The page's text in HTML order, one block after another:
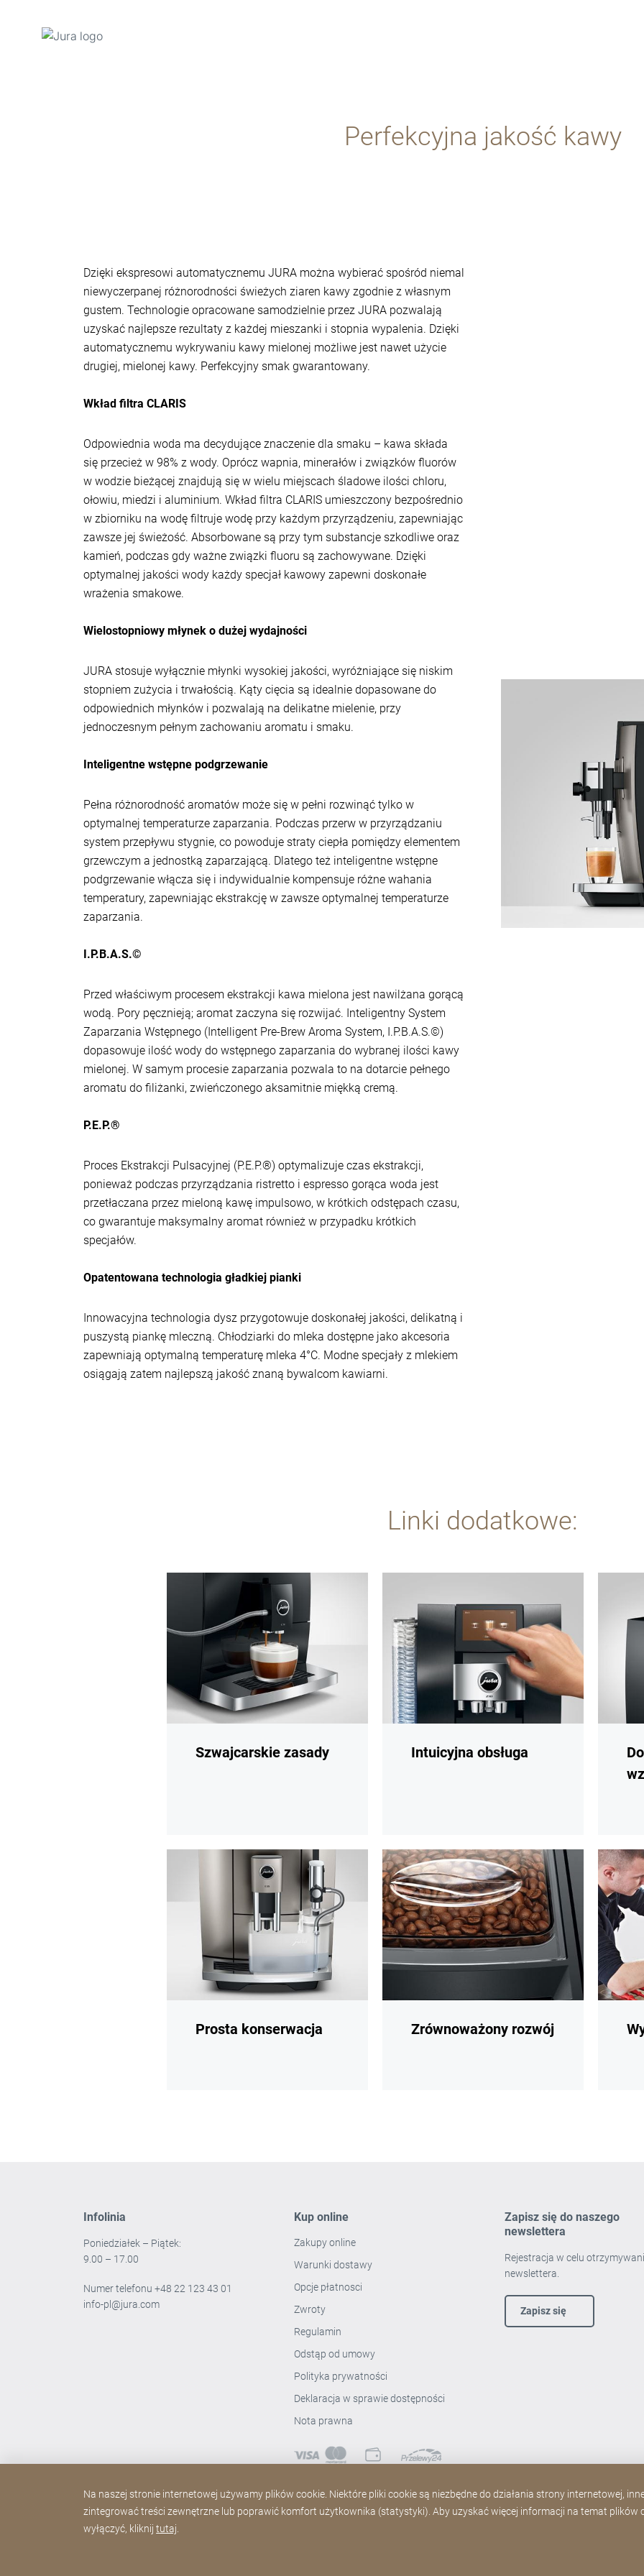
Perfekcyjna jakość kawy
Dzięki ekspresowi automatycznemu JURA można wybierać spośród niemal
niewyczerpanej różnorodności świeżych ziaren kawy zgodnie z własnym
gustem. Technologie opracowane samodzielnie przez JURA pozwalają
uzyskać najlepsze rezultaty z każdej mieszanki i stopnia wypalenia. Dzięki
automatycznemu wykrywaniu kawy mielonej możliwe jest nawet użycie
drugiej, mielonej kawy. Perfekcyjny smak gwarantowany.
Wkład filtra CLARIS
Odpowiednia woda ma decydujące znaczenie dla smaku – kawa składa
się przecież w 98% z wody. Oprócz wapnia, minerałów i związków fluorów
w wodzie bieżącej znajdują się w wielu miejscach śladowe ilości chloru,
ołowiu, miedzi i aluminium. Wkład filtra CLARIS umieszczony bezpośrednio
w zbiorniku na wodę filtruje wodę przy każdym przyrządzeniu, zapewniając
zawsze jej świeżość. Absorbowane są przy tym substancje szkodliwe oraz
kamień, podczas gdy ważne związki fluoru są zachowywane. Dzięki
optymalnej jakości wody każdy specjał kawowy zapewni doskonałe
wrażenia smakowe.
Wielostopniowy młynek o dużej wydajności
JURA stosuje wyłącznie młynki wysokiej jakości, wyróżniające się niskim
stopniem zużycia i trwałością. Kąty cięcia są idealnie dopasowane do
odpowiednich młynków i pozwalają na delikatne mielenie, przy
jednoczesnym pełnym zachowaniu aromatu i smaku.
Inteligentne wstępne podgrzewanie
Pełna różnorodność aromatów może się w pełni rozwinąć tylko w
optymalnej temperaturze zaparzania. Podczas przerw w przyrządzaniu
system przepływu stygnie, co powoduje straty ciepła pomiędzy elementem
grzewczym a jednostką zaparzającą. Dlatego też inteligentne wstępne
podgrzewanie włącza się i indywidualnie kompensuje różne wahania
temperatury, zapewniając ekstrakcję w zawsze optymalnej temperaturze
zaparzania.
I.P.B.A.S.©
Przed właściwym procesem ekstrakcji kawa mielona jest nawilżana gorącą
wodą. Pory pęcznieją; aromat zaczyna się rozwijać. Inteligentny System
Zaparzania Wstępnego (Intelligent Pre-Brew Aroma System, I.P.B.A.S.©)
dopasowuje ilość wody do wstępnego zaparzania do wybranej ilości kawy
mielonej. W samym procesie zaparzania pozwala to na dotarcie pełnego
aromatu do filiżanki, zwieńczonego aksamitnie miękką cremą.
P.E.P.®
Proces Ekstrakcji Pulsacyjnej (P.E.P.®) optymalizuje czas ekstrakcji,
ponieważ podczas przyrządzania ristretto i espresso gorąca woda jest
przetłaczana przez mieloną kawę impulsowo, w krótkich odstępach czasu,
co gwarantuje maksymalny aromat również w przypadku krótkich
specjałów.
Opatentowana technologia gładkiej pianki
Innowacyjna technologia dysz przygotowuje doskonałej jakości, delikatną i
puszystą piankę mleczną. Chłodziarki do mleka dostępne jako akcesoria
zapewniają optymalną temperaturę mleka 4°C. Modne specjały z mlekiem
osiągają zatem najlepszą jakość znaną bywalcom kawiarni.
Linki dodatkowe:
Szwajcarskie zasady Intuicyjna obsługa
Prosta konserwacja Zrównoważony rozwój
więcej
informacji
więcej
Infolinia
Poniedziałek – Piątek:
9.00 – 17.00
Numer telefonu+48 22 123 43 01
info-pl@jura.com
Kup online
Zakupy online
Warunki dostawy
Opcje płatnosci
Zwroty
Regulamin
Odstąp od umowy
Polityka prywatności
Deklaracja w sprawie dostępności
Nota prawna
Zapisz się do naszego
newslettera
Rejestracja w celu
newslettera.
Zapisz się
Na naszej stronie internetowej używamy plików cookie. Niektóre pliki cookie są niezbędne do działania strony internetowej,
zintegrować treści zewnętrzne lub poprawić komfort użytkownika (statystyki). Aby uzyskać więcej informacji na temat plików
wyłączyć, kliknijtutaj